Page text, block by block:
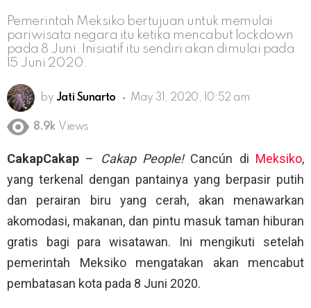
Pemerintah Meksiko bertujuan untuk memulai
pariwisata negara itu ketika mencabut lockdown
pada 8 Juni. Inisiatif itu sendiri akan dimulai pada
15 Juni 2020.
by Jati Sunarto May 31, 2020, 10:52 am
8.9k Views
CakapCakap – Cakap People!Cancún di Meksiko,
yang terkenal dengan pantainya yang berpasir putih
dan perairan biru yang cerah, akan menawarkan
akomodasi, makanan, dan pintu masuk taman hiburan
gratis bagi para wisatawan. Ini mengikuti setelah
pemerintah Meksiko mengatakan akan mencabut
pembatasan kota pada 8 Juni 2020.